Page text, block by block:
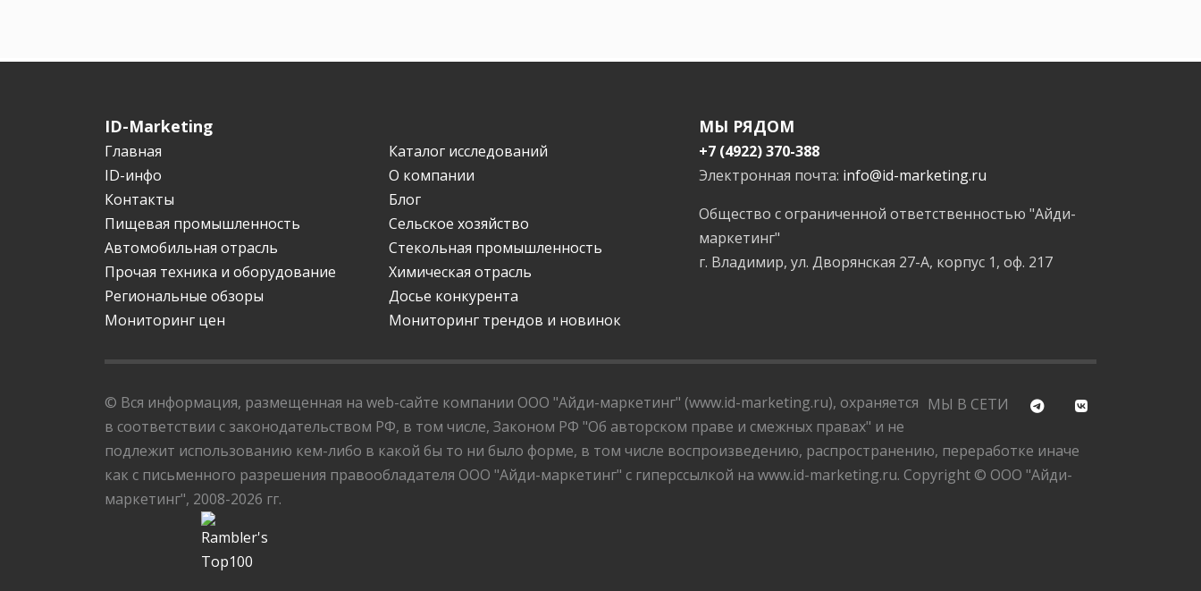
ID-Marketing
Главная
Каталог исследований
ID-инфо
О компании
Контакты
Блог
Пищевая промышленность
Сельское хозяйство
Автомобильная отрасль
Стекольная промышленность
Прочая техника и оборудование
Химическая отрасль
Региональные обзоры
Досье конкурента
Мониторинг цен
Мониторинг трендов и новинок
МЫ РЯДОМ
+7 (4922) 370-388
Электронная почта: info@id-marketing.ru
Общество с ограниченной ответственностью "Айди-
маркетинг"
г. Владимир, ул. Дворянская 27-А, корпус 1, оф. 217
МЫ В СЕТИ
© Вся информация, размещенная на web-сайте компании ООО "Айди-маркетинг" (www.id-marketing.ru), охраняется
в соответствии с законодательством РФ, в том числе, Законом РФ "Об авторском праве и смежных правах" и не
подлежит использованию кем-либо в какой бы то ни было форме, в том числе воспроизведению, распространению, переработке иначе
как с письменного разрешения правообладателя ООО "Айди-маркетинг" с гиперссылкой на www.id-marketing.ru. Copyright © ООО "Айди-
маркетинг", 2008-2026 гг.